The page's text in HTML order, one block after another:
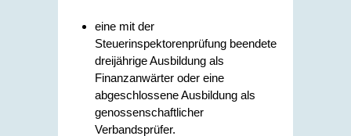
eine mit der
Steuerinspektorenprüfung beendete
dreijährige Ausbildung als
Finanzanwärter oder eine
abgeschlossene Ausbildung als
genossenschaftlicher
Verbandsprüfer.